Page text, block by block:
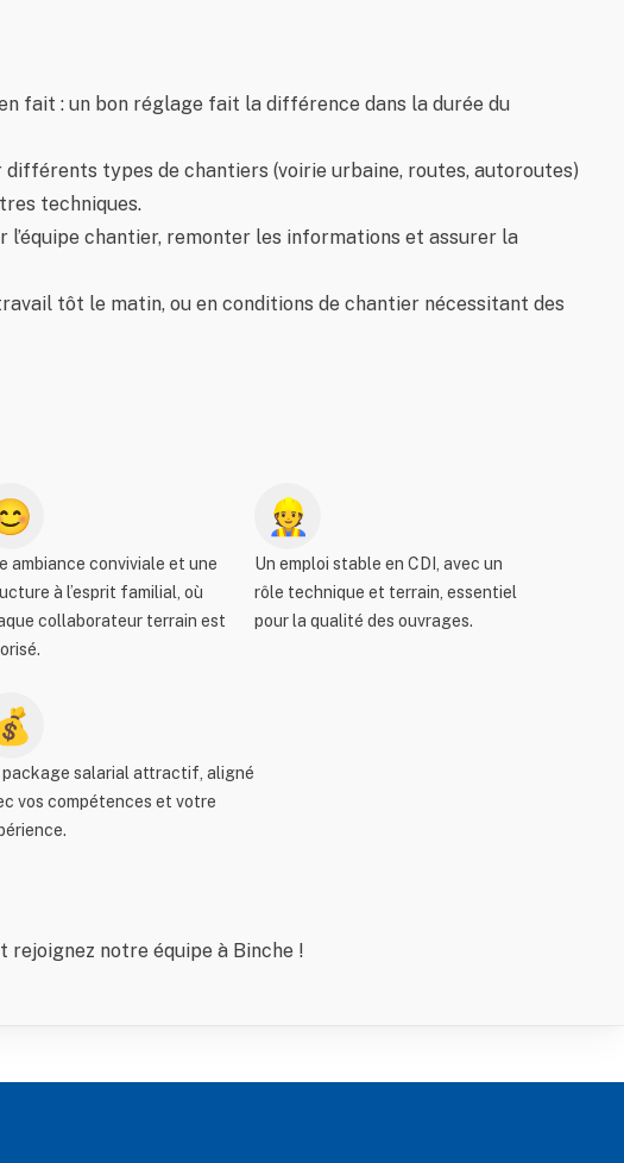
fait : un bon réglage fait la différence dans la durée du
types de chantiers (voirie urbaine, routes, autoroutes)
techniques.
chantier, remonter les informations et assurer la
tôt le matin, ou en conditions de chantier nécessitant des
ambiance conviviale et une
à l’esprit familial, où
collaborateur terrain est
👷
Un emploi stable en CDI, avec un
rôle technique et terrain, essentiel
pour la qualité des ouvrages.
package salarial attractif, aligné
vos compétences et votre
rejoignez notre équipe à Binche !